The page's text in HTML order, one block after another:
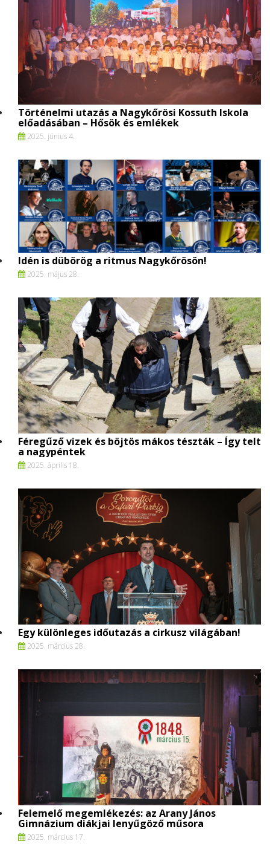
Történelmi utazás a Nagykőrösi Kossuth Iskola
előadásában – Hősök és emlékek
2025. június 4.
Idén is dübörög a ritmus Nagykőrösön!
2025. május 28.
Féregűző vizek és böjtös mákos tészták – Így telt
a nagypéntek
2025. április 18.
Egy különleges időutazás a cirkusz világában!
2025. március 28.
Felemelő megemlékezés: az Arany János
Gimnázium diákjai lenyűgöző műsora
2025. március 17.